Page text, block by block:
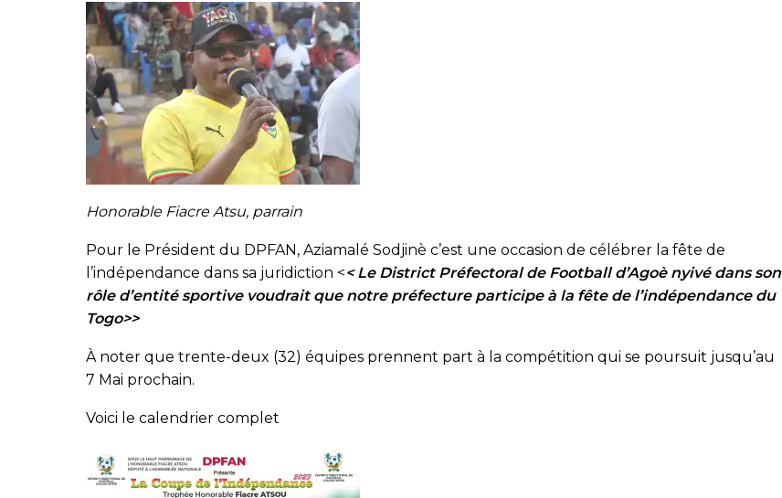
Honorable Fiacre Atsu, parrain
Pour le Président du DPFAN, Aziamalé Sodjinè c’est une occasion de célébrer la fête de
l’indépendance dans sa juridiction << Le District Préfectoral de Football d’Agoè nyivé dans son
rôle d’entité sportive voudrait que notre préfecture participe à la fête de l’indépendance du
Togo>>
À noter que trente-deux (32) équipes prennent part à la compétition qui se poursuit jusqu’au
7 Mai prochain.
Voici le calendrier complet